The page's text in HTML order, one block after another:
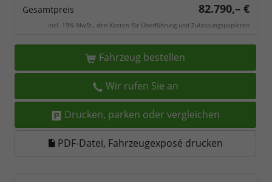
Gesamtpreis 82.790,– €
incl. 19% MwSt., den Kosten für Überführung und Zulassungspapieren
Fahrzeug bestellen
Wir rufen Sie an
Drucken, parken oder vergleichen
PDF-Datei, Fahrzeugexposé drucken